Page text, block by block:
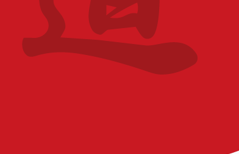
ce lien :
2-1 Télécharger
une modification de ceux-ci avec tout le